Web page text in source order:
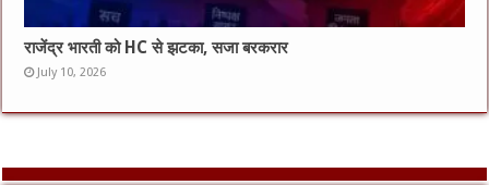
राजेंद्र भारती को HC से झटका, सजा बरकरार
July 10, 2026